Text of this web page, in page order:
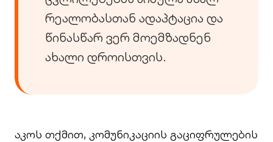
რეალობასთან ადაპტაცია და
წინასწარ ვერ მოემზადნენ
ახალი დროისთვის.
აკოს თქმით, კომუნიკაციის გაციფრულების